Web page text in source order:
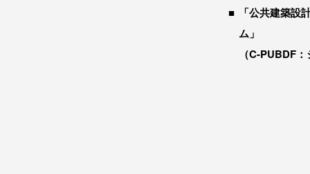
「公共建築設
ム」
（C-PUBDF